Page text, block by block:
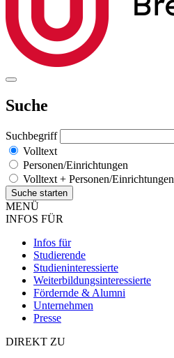
Suche
Suchbegriff
Volltext
Personen/Einrichtungen
Volltext + Personen/Einrichtungen
MENÜ
INFOS FÜR
Infos für
Studierende
Studieninteressierte
Weiterbildungsinteressierte
Fördernde & Alumni
Unternehmen
Presse
DIREKT ZU